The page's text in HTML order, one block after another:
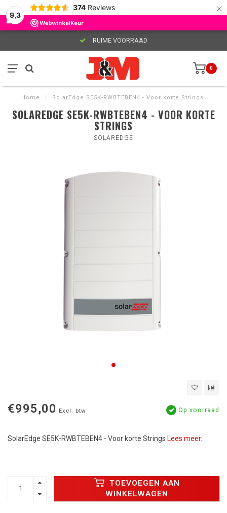
9,3
374 Reviews ×
RUIME VOORRAAD
0
Home / SolarEdge SE5K-RWBTEBEN4 - Voor korte Strings
SOLAREDGE SE5K-RWBTEBEN4 - VOOR KORTE
STRINGS
SOLAREDGE
€995,00 Excl. btw Op voorraad
SolarEdge SE5K-RWBTEBEN4 - Voor korte Strings Lees meer..
TOEVOEGEN AAN
WINKELWAGEN